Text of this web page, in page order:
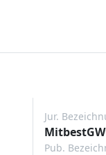
Jur.
Pub.